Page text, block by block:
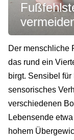
Der menschliche
das rund ein
birgt. Sensibel
sensorisches
verschiedenen
Lebensende
hohem